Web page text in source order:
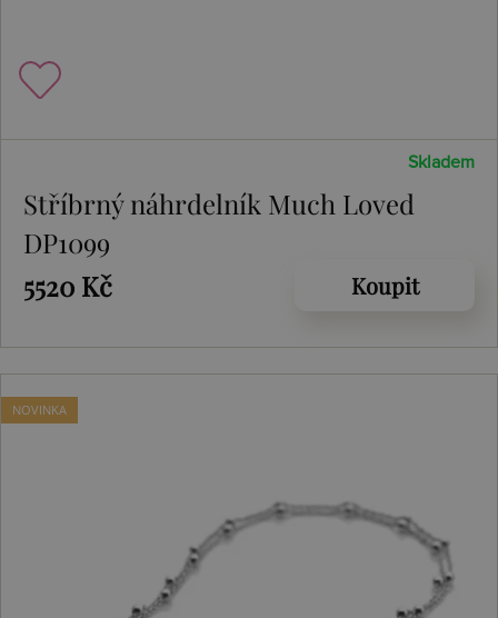
Skladem
Stříbrný náhrdelník Much Loved
DP1099
5520 Kč
Koupit
NOVINKA